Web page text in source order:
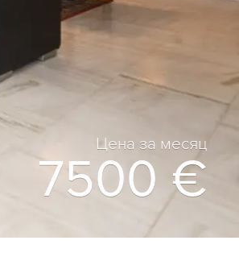
Цена за месяц
7500 €